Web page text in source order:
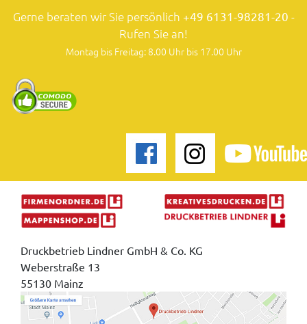
Gerne beraten wir Sie persönlich +49 6131-98281-20 -
Rufen Sie an!
Montag bis Freitag: 8.00 Uhr bis 17.00 Uhr
Druckbetrieb Lindner GmbH & Co. KG
Weberstraße 13
55130 Mainz